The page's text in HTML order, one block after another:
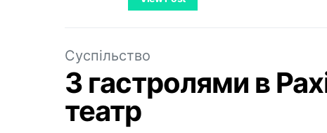
Суспільство
З гастролями в
театр